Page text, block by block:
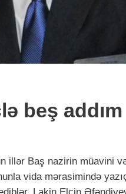
beş
illər Baş nazirin müavini
vida mərasimində